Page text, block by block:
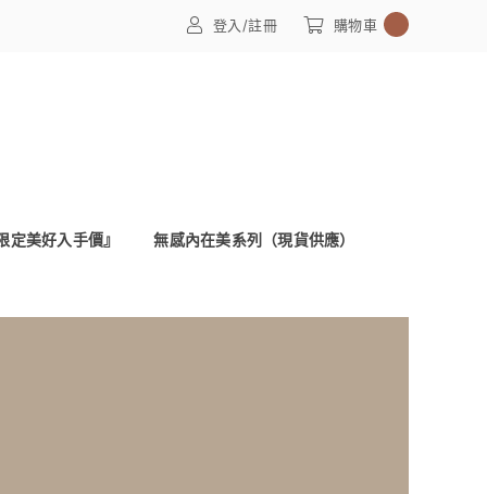
登入/註冊 購物車
定美好入手價』 無感內在美系列（現貨供應）